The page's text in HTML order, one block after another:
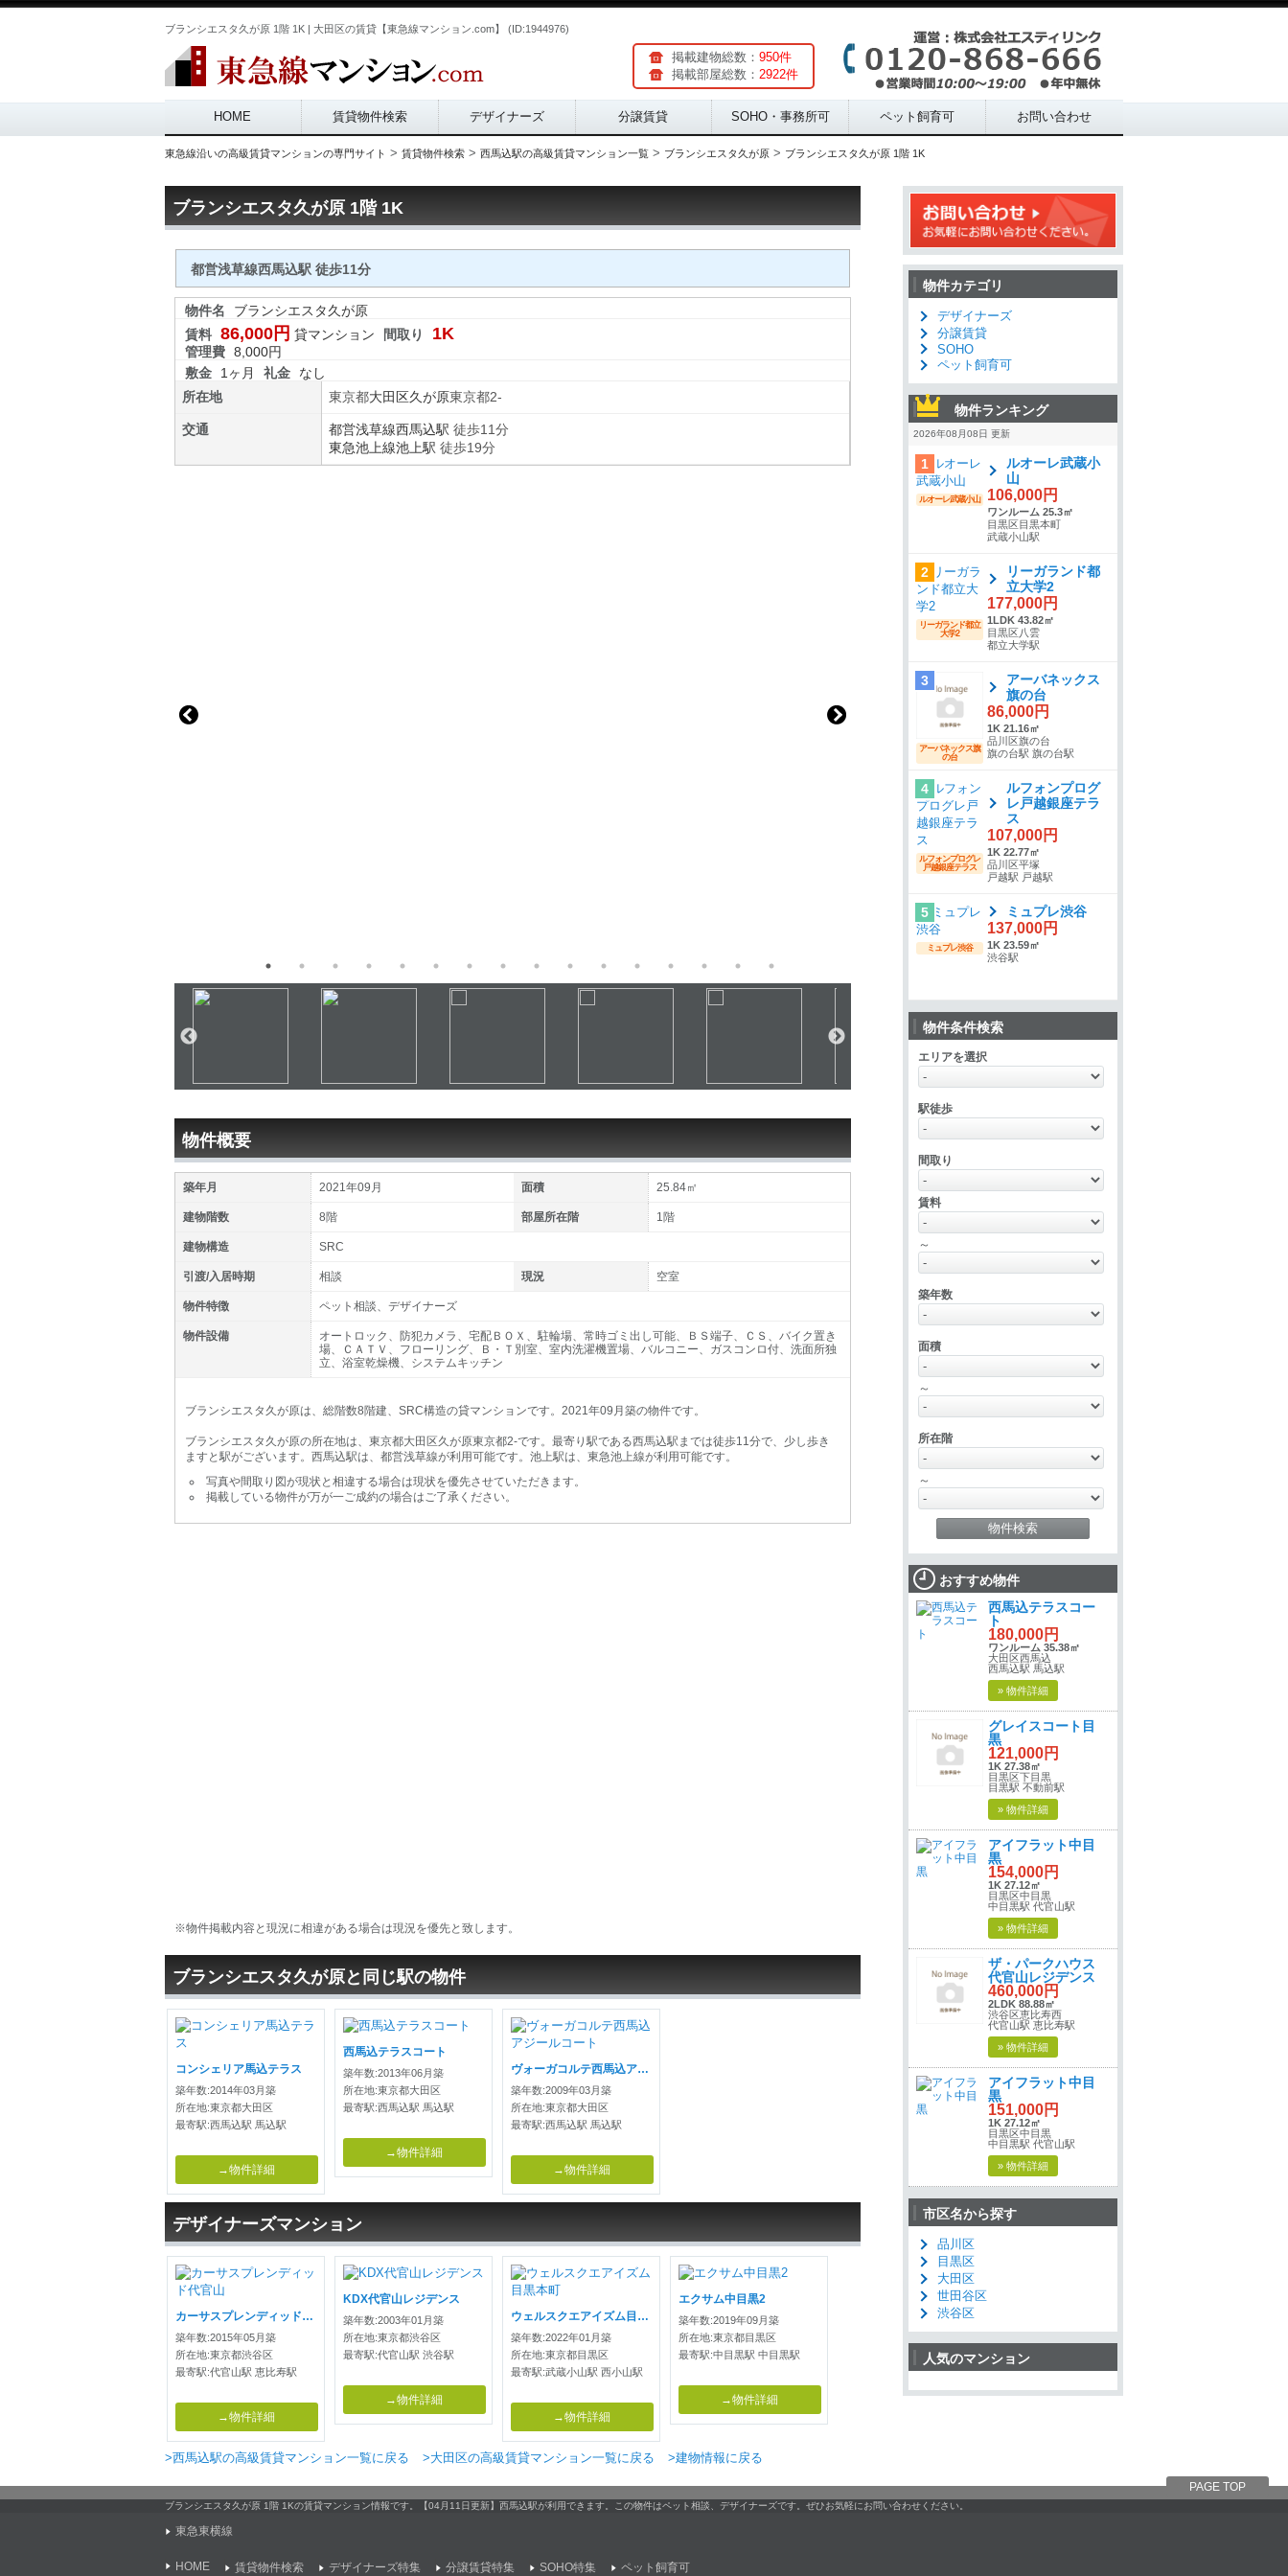
ブランシエスタ久が原 1階 1K | 大田区の賃貸【東急線マンション.com】 (ID:1944976)
掲載建物総数： 950件
掲載部屋総数： 2922件
Main menu
HOME 賃貸物件検索 デザイナーズ 分譲賃貸 SOHO・事務所可 ペット飼育可 お問い合わせ
東急線沿いの高級賃貸マンションの専門サイト > 賃貸物件検索 > 西馬込駅の高級賃貸マンション一覧 > ブランシエスタ久が原 > ブランシエスタ久が原 1階 1K
ブランシエスタ久が原 1階 1K
都営浅草線西馬込駅 徒歩11分
物件名
ブランシエスタ久が原
賃料 86,000円 貸マンション 間取り 1K
管理費 8,000円
敷金
1ヶ月 礼金
なし
所在地
東京都大田区久が原東京都2-
交通 都営浅草線西馬込駅 徒歩11分
東急池上線池上駅 徒歩19分
物件概要
築年月 2021年09月 面積 25.84㎡
建物階数 8階 部屋所在階 1階
建物構造 SRC
引渡/入居時期 相談 現況 空室
物件特徴 ペット相談、デザイナーズ
物件設備
オートロック、防犯カメラ、宅配ＢＯＸ、駐輪場、常時ゴミ出し可能、ＢＳ端子、ＣＳ、バイク置き
場、ＣＡＴＶ、フローリング、Ｂ・Ｔ別室、室内洗濯機置場、バルコニー、ガスコンロ付、洗面所独
立、浴室乾燥機、システムキッチン
ブランシエスタ久が原は、総階数8階建、SRC構造の貸マンションです。2021年09月築の物件です。
ブランシエスタ久が原の所在地は、東京都大田区久が原東京都2-です。最寄り駅である西馬込駅までは徒歩11分で、少し歩き
ますと駅がございます。西馬込駅は、都営浅草線が利用可能です。池上駅は、東急池上線が利用可能です。
写真や間取り図が現状と相違する場合は現状を優先させていただきます。
掲載している物件が万が一ご成約の場合はご了承ください。
※物件掲載内容と現況に相違がある場合は現況を優先と致します。
ブランシエスタ久が原と同じ駅の物件
コンシェリア馬込テラス
築年数:2014年03月築
所在地:東京都大田区
最寄駅:西馬込駅 馬込駅
→物件詳細
西馬込テラスコート
築年数:2013年06月築
所在地:東京都大田区
最寄駅:西馬込駅 馬込駅
→物件詳細
ヴォーガコルテ西馬込アジールコート
築年数:2009年03月築
所在地:東京都大田区
最寄駅:西馬込駅 馬込駅
→物件詳細
デザイナーズマンション
カーサスプレンディッド代官山
築年数:2015年05月築
所在地:東京都渋谷区
最寄駅:代官山駅 恵比寿駅
→物件詳細
KDX代官山レジデンス
築年数:2003年01月築
所在地:東京都渋谷区
最寄駅:代官山駅 渋谷駅
→物件詳細
ウェルスクエアイズム目黒本町
築年数:2022年01月築
所在地:東京都目黒区
最寄駅:武蔵小山駅 西小山駅
→物件詳細
エクサム中目黒2
築年数:2019年09月築
所在地:東京都目黒区
最寄駅:中目黒駅 中目黒駅
→物件詳細
>西馬込駅の高級賃貸マンション一覧に戻る >大田区の高級賃貸マンション一覧に戻る >建物情報に戻る
物件カテゴリ
デザイナーズ
分譲賃貸
SOHO
ペット飼育可
物件ランキング
2026年08月08日 更新
1
ルオーレ武蔵小山
ルオーレ武蔵小
山
106,000円
ワンルーム 25.3㎡
目黒区目黒本町
武蔵小山駅
2
リーガランド都立
大学2
リーガランド都
立大学2
177,000円
1LDK 43.82㎡
目黒区八雲
都立大学駅
3
アーバネックス旗
の台
アーバネックス
旗の台
86,000円
1K 21.16㎡
品川区旗の台
旗の台駅 旗の台駅
4
ルフォンプログレ
戸越銀座テラス
ルフォンプログ
レ戸越銀座テラ
ス
107,000円
1K 22.77㎡
品川区平塚
戸越駅 戸越駅
5
ミュプレ渋谷
ミュプレ渋谷
137,000円
1K 23.59㎡
渋谷駅
物件条件検索
エリアを選択
駅徒歩
間取り
賃料
～
築年数
面積
～
所在階
～
おすすめ物件
西馬込テラスコー
ト
180,000円
ワンルーム 35.38㎡
大田区西馬込
西馬込駅 馬込駅
» 物件詳細
グレイスコート目
黒
121,000円
1K 27.38㎡
目黒区下目黒
目黒駅 不動前駅
» 物件詳細
アイフラット中目
黒
154,000円
1K 27.12㎡
目黒区中目黒
中目黒駅 代官山駅
» 物件詳細
ザ・パークハウス
代官山レジデンス
460,000円
2LDK 88.88㎡
渋谷区恵比寿西
代官山駅 恵比寿駅
» 物件詳細
アイフラット中目
黒
151,000円
1K 27.12㎡
目黒区中目黒
中目黒駅 代官山駅
» 物件詳細
市区名から探す
品川区
目黒区
大田区
世田谷区
渋谷区
人気のマンション
PAGE TOP
ブランシエスタ久が原 1階 1Kの賃貸マンション情報です。【04月11日更新】西馬込駅が利用できます。この物件はペット相談、デザイナーズです。ぜひお気軽にお問い合わせください。
東急東横線
HOME 賃貸物件検索 デザイナーズ特集 分譲賃貸特集 SOHO特集 ペット飼育可